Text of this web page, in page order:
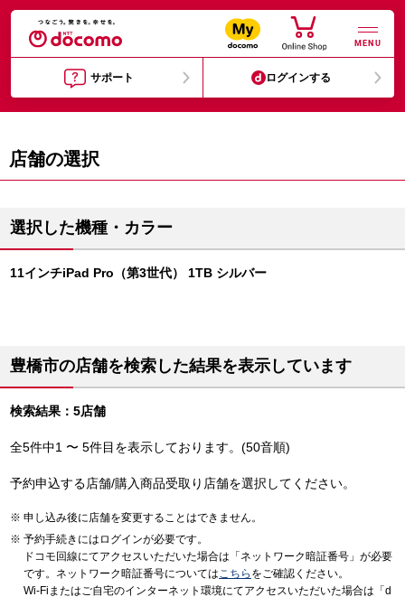
MENU
サポート ログインする
店舗の選択
選択した機種・カラー
11インチiPad Pro（第3世代） 1TB シルバー
豊橋市の店舗を検索した結果を表示しています
検索結果：5店舗
全5件中1 〜 5件目を表示しております。(50音順)
予約申込する店舗/購入商品受取り店舗を選択してください。
申し込み後に店舗を変更することはできません。
予約手続きにはログインが必要です。
ドコモ回線にてアクセスいただいた場合は「ネットワーク暗証番号」が必要
です。ネットワーク暗証番号についてはこちら をご確認ください。
Wi-Fiまたはご自宅のインターネット環境にてアクセスいただいた場合は「d